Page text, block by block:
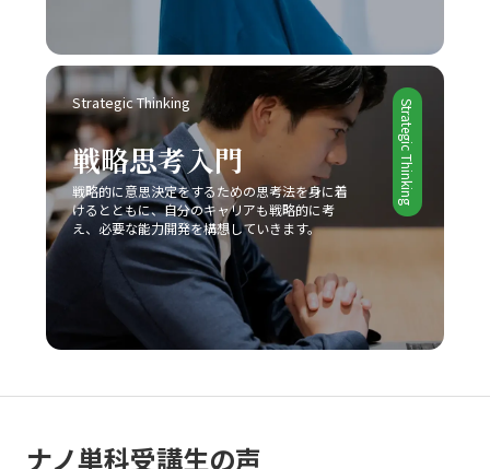
ラ、トヨタ自動車などが、自社の独自性を武器にして激戦
区を勝ち抜いていることからも、自社の強みをしっかりと
把握し、独自の価値提案を行うことの重要性が理解できる
でしょう。さらに、競合他社との違いを明確にし、適切な
タイミングで戦略の見直しと改善を図ることで、どのよう
な厳しい市場環境でも勝利を掴むことが可能となります。
最終的に、レッドオーシャンの戦い方においては、単なる
生存戦略ではなく、今後も持続的な成長を実現するための
基盤として、企業やビジネスパーソン自身が常に学び、挑
戦し続ける姿勢が求められます。現代の急激な変革期にお
いて、若手ビジネスマンが自らのキャリアと企業の成長を
支えるためにも、戦略的思考と柔軟な対応力を身につけ、
レッドオーシャンの荒波を乗り越えるための確固たる手法
を確立することが今後の成功に直結すると言えるでしょ
Strategic Thinking
戦略思考入門
戦略的に意思決定をするための思考法を身に着
けるとともに、自分のキャリアも戦略的に考
え、必要な能力開発を構想していきます。
Strategic Thinking
ナノ単科受講生の声